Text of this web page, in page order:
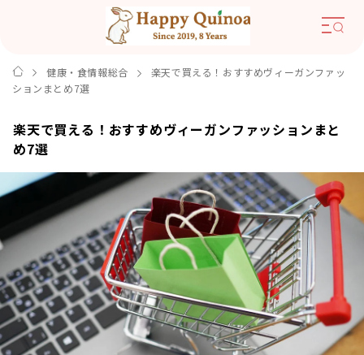
健康・食情報総合
楽天で買える！おすすめヴィーガンファッ
ションまとめ7選
楽天で買える！おすすめヴィーガンファッションまと
め7選